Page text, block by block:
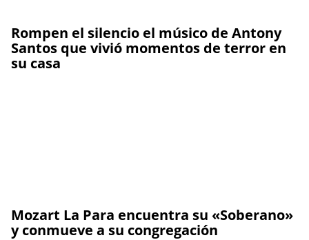
Rompen el silencio el músico de Antony
Santos que vivió momentos de terror en
su casa
Mozart La Para encuentra su «Soberano»
y conmueve a su congregación